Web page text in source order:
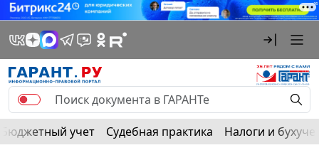
Бюджетный учет Судебная практика Налоги и